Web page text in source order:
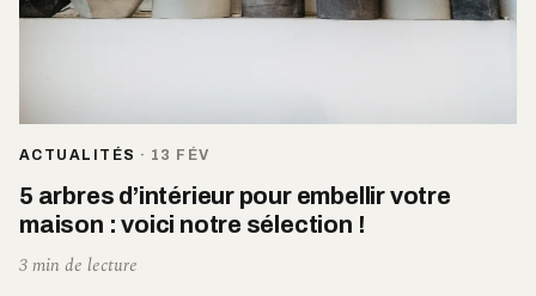
ACTUALITÉS · 13 FÉV
5 arbres d’intérieur pour embellir votre
maison : voici notre sélection !
3 min de lecture